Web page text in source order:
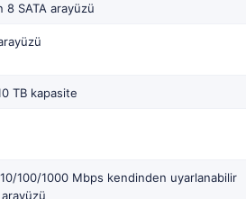
8 SATA arayüzü
TB kapasite
100/1000 Mbps kendinden uyarlanabilir